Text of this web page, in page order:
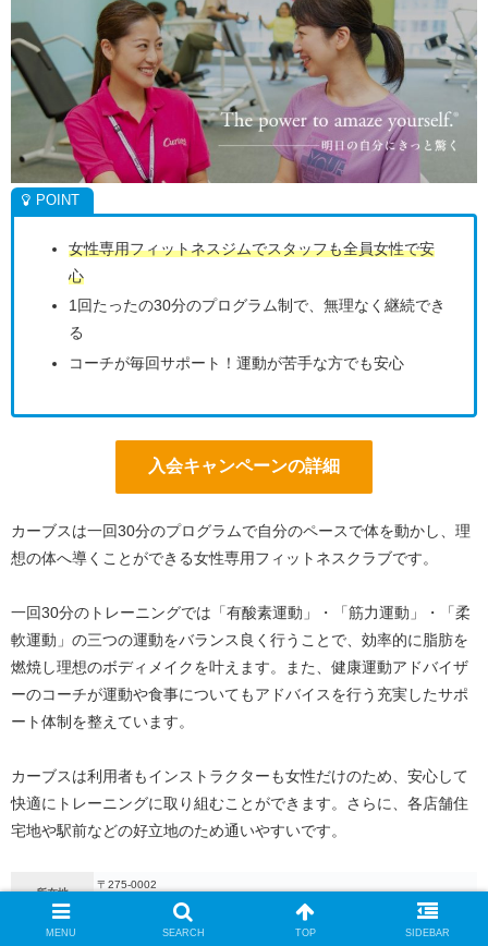
女性専用フィットネスジムでスタッフも全員女性で安
心
1回たったの30分のプログラム制で、無理なく継続でき
る
コーチが毎回サポート！運動が苦手な方でも安心
入会キャンペーンの詳細
カーブスは一回30分のプログラムで自分のペースで体を動かし、理
想の体へ導くことができる女性専用フィットネスクラブです。
一回30分のトレーニングでは「有酸素運動」・「筋力運動」・「柔
軟運動」の三つの運動をバランス良く行うことで、効率的に脂肪を
燃焼し理想のボディメイクを叶えます。また、健康運動アドバイザ
ーのコーチが運動や食事についてもアドバイスを行う充実したサポ
ート体制を整えています。
カーブスは利用者もインストラクターも女性だけのため、安心して
快適にトレーニングに取り組むことができます。さらに、各店舗住
宅地や駅前などの好立地のため通いやすいです。
所在地
〒275-0002
習志野市実籾5-2-12 2階
最寄駅 実籾駅徒歩2分
MENU SEARCH TOP SIDEBAR